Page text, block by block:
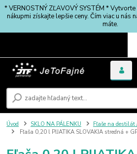
* VERNOSTNÝ ZĽAVOVÝ SYSTÉM *
nákupmi získajte lepšie ceny. Čím viac u nás
máte.
Úvod SKLO NA PÁLENKU Fľaše na
Fľaša 0,20 l PIJATIKA SLOVAKIA stredná +